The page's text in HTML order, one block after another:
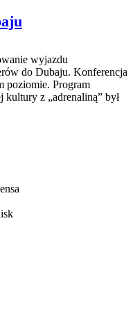
wyjazdu
do Dubaju. Konferencja
poziomie. Program
kultury z „adrenaliną” był